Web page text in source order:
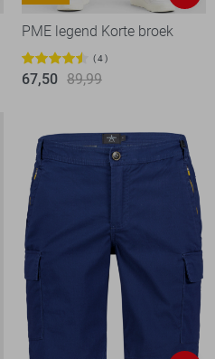
PME legend Korte broek
4
67,50 89,99